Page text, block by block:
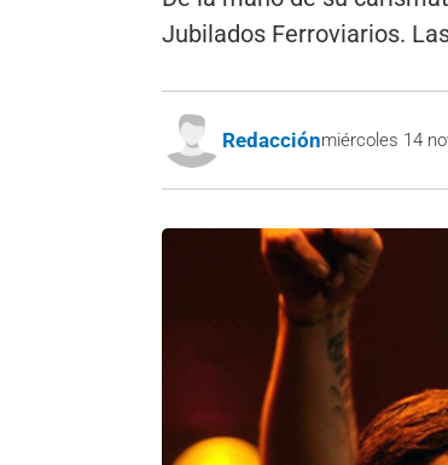
Jubilados Ferroviarios.
Redacciónmiércoles 14